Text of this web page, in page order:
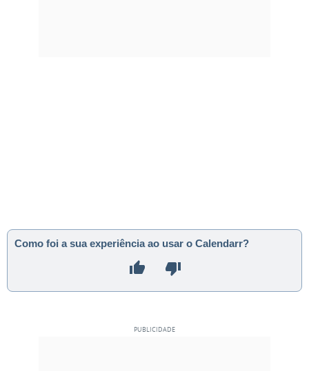
Como foi a sua experiência ao usar o Calendarr?